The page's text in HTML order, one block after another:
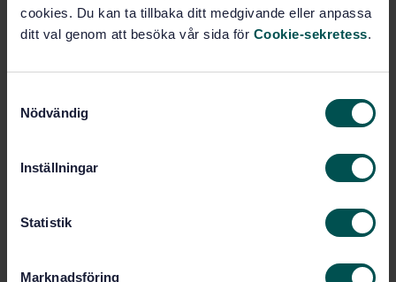
cookies. Du kan ta tillbaka ditt medgivande eller anpassa
ditt val genom att besöka vår sida för Cookie-sekretess.
Nödvändig
Inställningar
Statistik
Marknadsföring
Prenumerera på standarden - Läs mer
PDF
Fler alternativ
Framtagen av: